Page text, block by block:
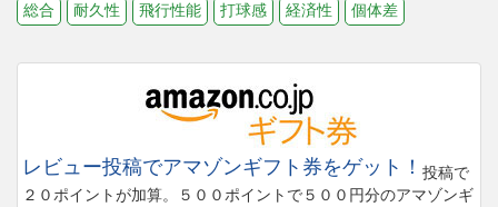
総合
耐久性 飛行性能 打球感 経済性 個体差
レビュー投稿でアマゾンギフト券をゲット！ 投稿で
２０ポイントが加算。５００ポイントで５００円分のアマゾンギ